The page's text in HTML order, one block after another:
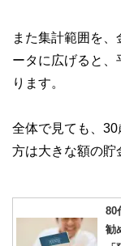
また集計範囲を
ータに広げると、
ります。
全体で見ても、
方は大きな額の貯
80
勧